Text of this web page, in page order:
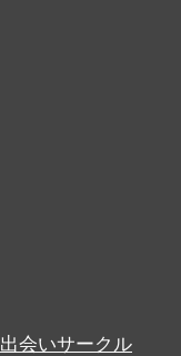
会いサークル